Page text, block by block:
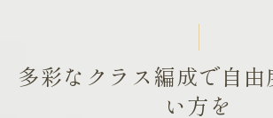
多彩なクラス編成で自
い方を